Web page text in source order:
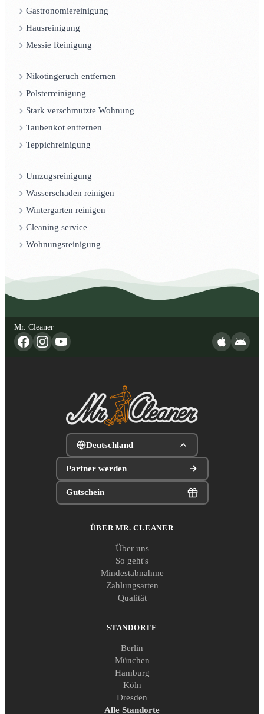
Gastronomiereinigung
Hausreinigung
Messie Reinigung
Nikotingeruch entfernen
Polsterreinigung
Stark verschmutzte Wohnung
Taubenkot entfernen
Teppichreinigung
Umzugsreinigung
Wasserschaden reinigen
Wintergarten reinigen
Cleaning service
Wohnungsreinigung
Mr. Cleaner
Deutschland
Partner werden
Gutschein
ÜBER MR. CLEANER
Über uns
So geht's
Mindestabnahme
Zahlungsarten
Qualität
STANDORTE
Berlin
München
Hamburg
Köln
Dresden
Alle Standorte